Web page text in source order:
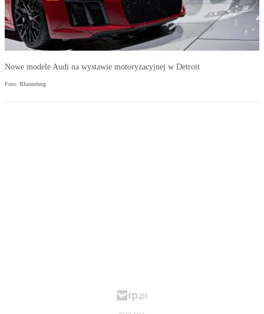
Nowe modele Audi na wystawie motoryzacyjnej w Detroit
Foto: Bloomberg